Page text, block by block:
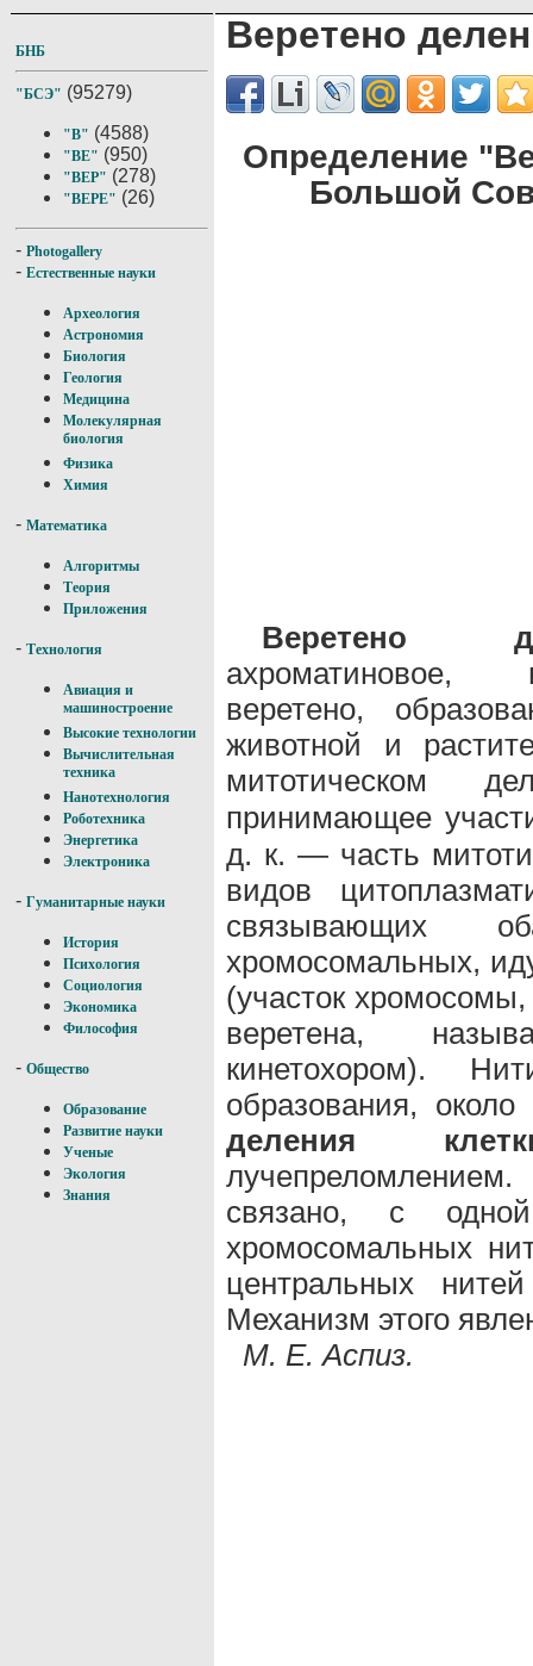
БНБ
"БСЭ" (95279)
"В" (4588)
"ВЕ" (950)
"ВЕР" (278)
"ВЕРЕ" (26)
- Photogallery
- Естественные науки
Археология
Астрономия
Биология
Геология
Медицина
Молекулярная
биология
Физика
Химия
- Математика
Алгоритмы
Теория
Приложения
- Технология
Авиация и
машиностроение
Высокие технологии
Вычислительная
техника
Нанотехнология
Роботехника
Энергетика
Электроника
- Гуманитарные науки
История
Психология
Социология
Экономика
Философия
- Общество
Образование
Развитие науки
Ученые
Экология
Знания
Веретено
Определение
Большой
Веретено
ахроматиновое,
веретено,
животной и
митотическом
принимающее
д. к. — часть
видов
связывающих
хромосомальных,
(участок хромосомы,
веретена,
кинетохором).
образования,
деления
связано, с
хромосомальных
центральных
Механизм этого
М. Е. Аспиз.